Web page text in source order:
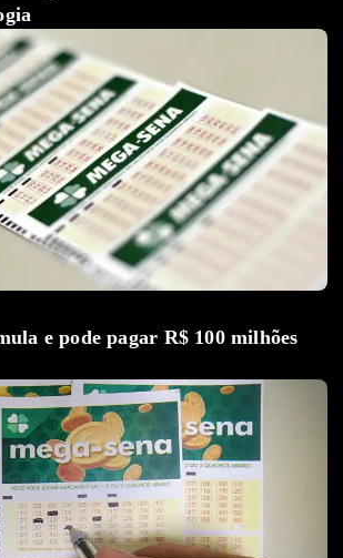
e pode pagar R$ 100 milhões